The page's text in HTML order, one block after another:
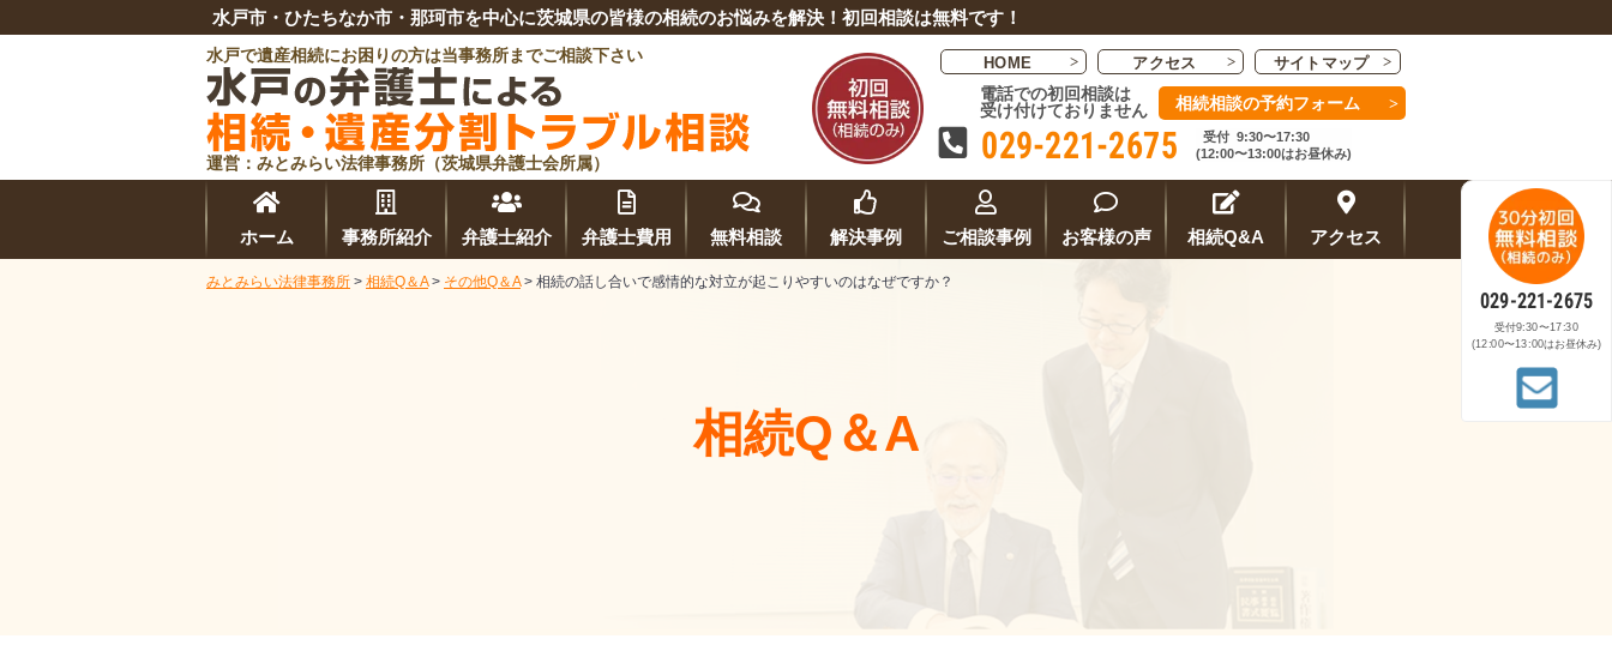
水戸市・ひたちなか市・那珂市を中心に茨城県の皆様の相続のお悩みを解決！初回相談は無料です！
水戸で遺産相続にお困りの方は当事務所までご相談下さい
運営：みとみらい法律事務所（茨城県弁護士会所属）
HOME アクセス
サイトマップ
電話での初回相談は
受け付けておりません
相続相談の予約フォーム
029-221-2675 受付 9:30〜17:30
(12:00〜13:00はお昼休み)
ホーム 事務所紹介 弁護士紹介 弁護士費用 無料相談 解決事例 ご相談事例 お客様の声 相続Q&A アクセス
みとみらい法律事務所 > 相続Q＆A> その他Q＆A> 相続の話し合いで感情的な対立が起こりやすいのはなぜですか？
相続Q＆A
029-221-2675
受付9:30〜17:30
(12:00〜13:00はお昼休み)